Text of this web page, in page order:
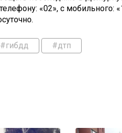
«02», с мобильного:
#гибдд #дтп